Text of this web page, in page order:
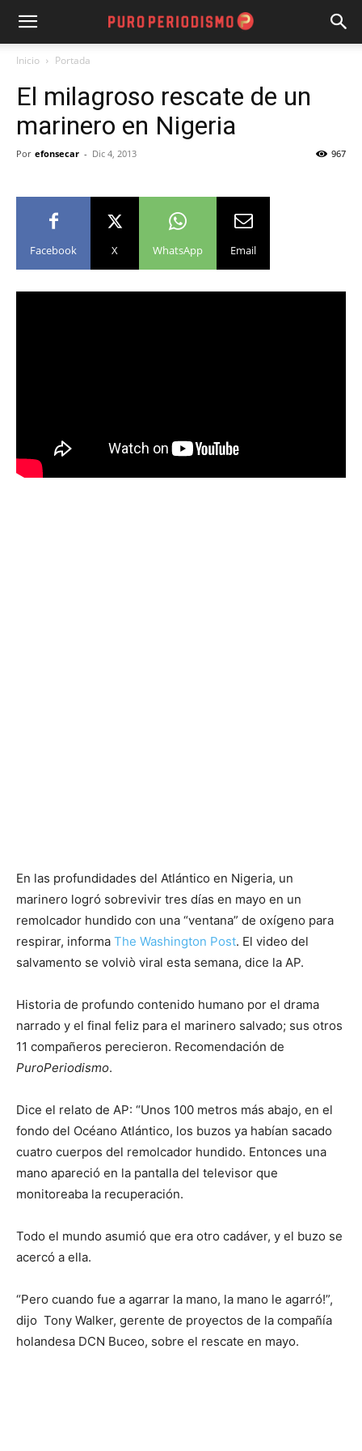
Inicio Portada
El milagroso rescate de un
marinero en Nigeria
Por efonsecar - Dic 4, 2013 967
Facebook X WhatsApp Email
En las profundidades del Atlántico en Nigeria, un
marinero logró sobrevivir tres días en mayo en un
remolcador hundido con una “ventana” de oxígeno para
respirar, informa The Washington Post. El video del
salvamento se volviò viral esta semana, dice la AP.
Historia de profundo contenido humano por el drama
narrado y el final feliz para el marinero salvado; sus otros
11 compañeros perecieron. Recomendación de
PuroPeriodismo.
Dice el relato de AP: “Unos 100 metros más abajo, en el
fondo del Océano Atlántico, los buzos ya habían sacado
cuatro cuerpos del remolcador hundido. Entonces una
mano apareció en la pantalla del televisor que
monitoreaba la recuperación.
Todo el mundo asumió que era otro cadáver, y el buzo se
acercó a ella.
“Pero cuando fue a agarrar la mano, la mano le agarró!”,
dijo Tony Walker, gerente de proyectos de la compañía
holandesa DCN Buceo, sobre el rescate en mayo.